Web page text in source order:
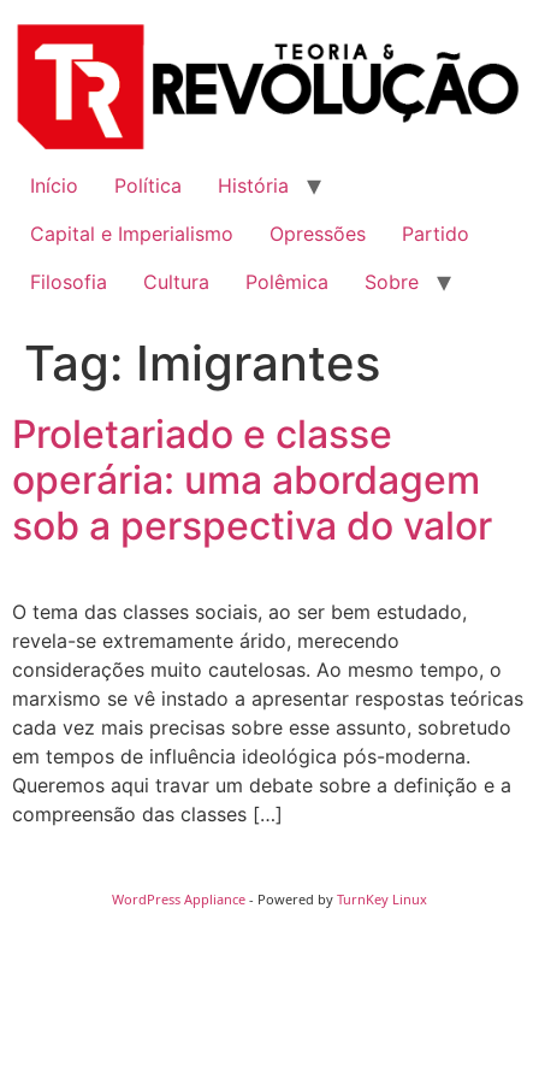
para
Início Política
História
Capital e Imperialismo
Opressões
Partido
Filosofia
Cultura Polêmica Sobre
Tag: Imigrantes
Proletariado e classe
operária: uma abordagem
sob a perspectiva do valor
O tema das classes sociais, ao ser bem estudado,
revela-se extremamente árido, merecendo
considerações muito cautelosas. Ao mesmo tempo, o
marxismo se vê instado a apresentar respostas teóricas
cada vez mais precisas sobre esse assunto, sobretudo
em tempos de influência ideológica pós-moderna.
Queremos aqui travar um debate sobre a definição e a
compreensão das classes […]
WordPress Appliance - Powered by TurnKey Linux